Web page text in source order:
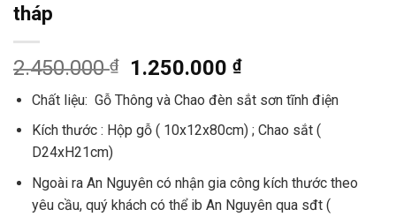
tháp
2.450.000₫ 1.250.000₫
Chất liệu: Gỗ Thông và Chao đèn sắt sơn tĩnh điện
Kích thước : Hộp gỗ ( 10x12x80cm) ; Chao sắt (
D24xH21cm)
Ngoài ra An Nguyên có nhận gia công kích thước theo
yêu cầu, quý khách có thể ib An Nguyên qua sđt (